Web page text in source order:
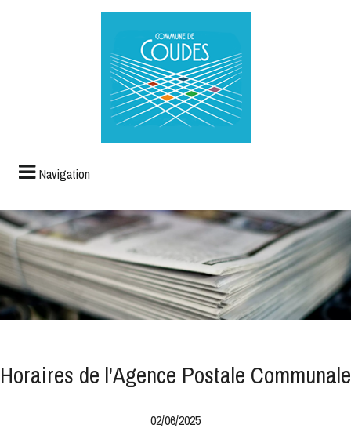
Navigation
Horaires de l'Agence Postale Communale
02/06/2025